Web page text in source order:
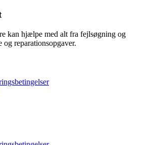
kan hjælpe med alt fra fejlsøgning og
og reparationsopgaver.